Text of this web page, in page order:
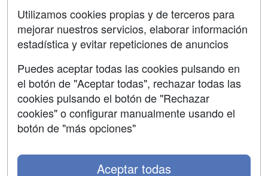
Contactar
Confidencialidad
Aviso legal
Copyleft
Utilizamos cookies propias y de terceros para
mejorar nuestros servicios, elaborar información
estadística y evitar repeticiones de anuncios
Puedes aceptar todas las cookies pulsando en
el botón de "Aceptar todas", rechazar todas las
cookies pulsando el botón de "Rechazar
cookies" o configurar manualmente usando el
botón de "más opciones"
Aceptar todas